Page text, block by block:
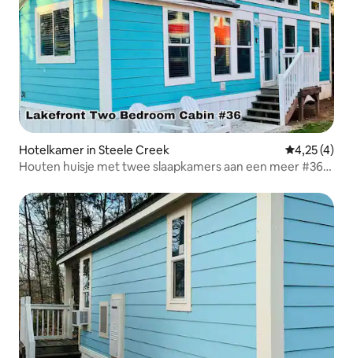
Hotelkamer in Steele Creek
4,25 (4)
Houten huisje met twee slaapkamers aan een meer #36